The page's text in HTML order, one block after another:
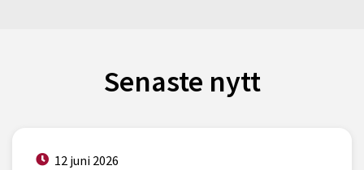
Senaste nytt
12 juni 2026